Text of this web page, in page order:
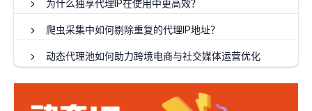
为什么独享代理IP在使用中更高效？
爬虫采集中如何剔除重复的代理IP地址？
动态代理池如何助力跨境电商与社交媒体运营优化